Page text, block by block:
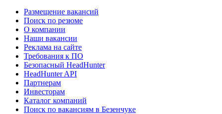
Размещение вакансий
Поиск по резюме
О компании
Наши вакансии
Реклама на сайте
Требования к ПО
Безопасный HeadHunter
HeadHunter API
Партнерам
Инвесторам
Каталог компаний
Поиск по вакансиям в Безенчуке